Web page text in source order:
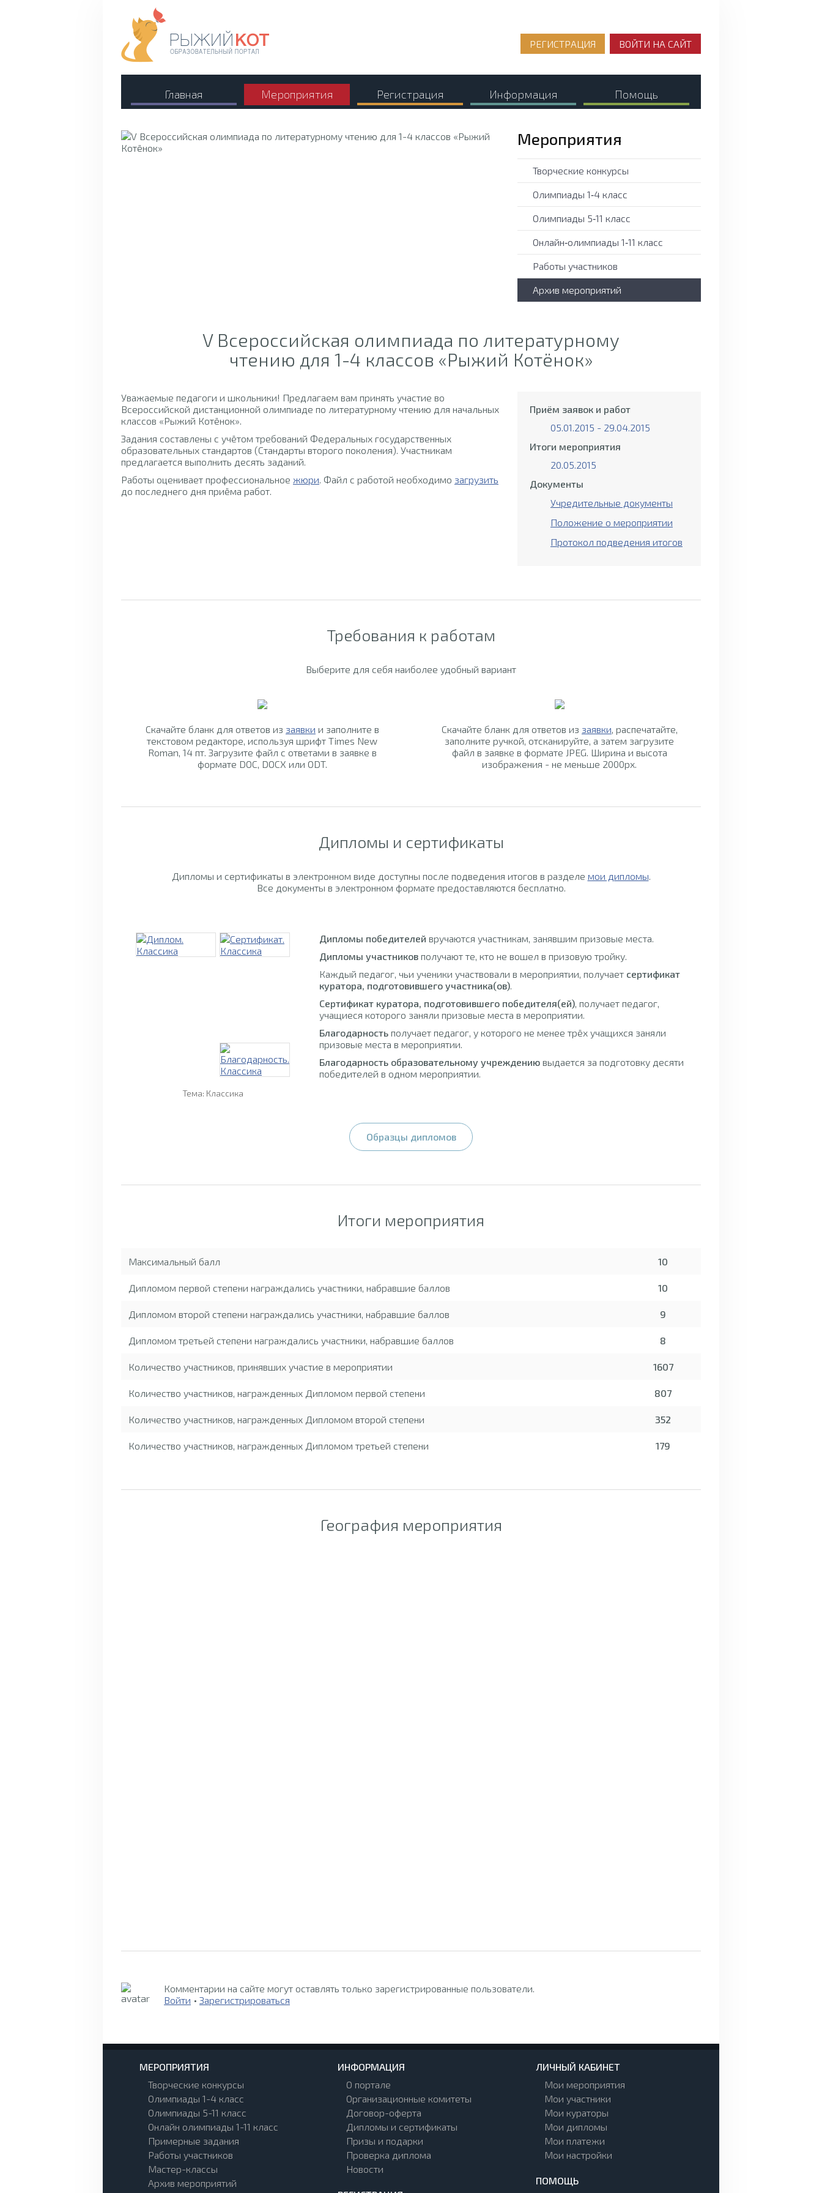
РЕГИСТРАЦИЯ ВОЙТИ НА САЙТ
Главная Мероприятия Регистрация Информация Помощь
Мероприятия
Творческие конкурсы
Олимпиады 1‑4 класс
Олимпиады 5‑11 класс
Онлайн‑олимпиады 1‑11 класс
Работы участников
Архив мероприятий
V Всероссийская олимпиада по литературному
чтению для 1-4 классов «Рыжий Котёнок»
Уважаемые педагоги и школьники! Предлагаем вам принять участие во
Всероссийской дистанционной олимпиаде по литературному чтению для начальных
классов «Рыжий Котёнок».
Задания составлены с учётом требований Федеральных государственных
образовательных стандартов (Стандарты второго поколения). Участникам
предлагается выполнить десять заданий.
Работы оценивает профессиональное жюри. Файл с работой необходимо загрузить
до последнего дня приёма работ.
Приём заявок и работ
05.01.2015 - 29.04.2015
Итоги мероприятия
20.05.2015
Документы
Учредительные документы
Положение о мероприятии
Протокол подведения итогов
Требования к работам
Выберите для себя наиболее удобный вариант
Скачайте бланк для ответов из заявки и заполните в
текстовом редакторе, используя шрифт Times New
Roman, 14 пт. Загрузите файл с ответами в заявке в
формате DOC, DOCX или ODT.
Скачайте бланк для ответов из заявки, распечатайте,
заполните ручкой, отсканируйте, а затем загрузите
файл в заявке в формате JPEG. Ширина и высота
изображения - не меньше 2000px.
Дипломы и сертификаты
Дипломы и сертификаты в электронном виде доступны после подведения итогов в разделе мои дипломы.
Все документы в электронном формате предоставляются бесплатно.
Тема: Классика
Дипломы победителей вручаются участникам, занявшим призовые места.
Дипломы участников получают те, кто не вошел в призовую тройку.
Каждый педагог, чьи ученики участвовали в мероприятии, получает сертификат
куратора, подготовившего участника(ов).
Сертификат куратора, подготовившего победителя(ей), получает педагог,
учащиеся которого заняли призовые места в мероприятии.
Благодарность получает педагог, у которого не менее трёх учащихся заняли
призовые места в мероприятии.
Благодарность образовательному учреждению выдается за подготовку десяти
победителей в одном мероприятии.
Образцы дипломов
Итоги мероприятия
Максимальный балл 10
Дипломом первой степени награждались участники, набравшие баллов 10
Дипломом второй степени награждались участники, набравшие баллов 9
Дипломом третьей степени награждались участники, набравшие баллов 8
Количество участников, принявших участие в мероприятии 1607
Количество участников, награжденных Дипломом первой степени 807
Количество участников, награжденных Дипломом второй степени 352
Количество участников, награжденных Дипломом третьей степени 179
География мероприятия
Комментарии на сайте могут оставлять только зарегистрированные пользователи.
Войти • Зарегистрироваться
МЕРОПРИЯТИЯ
Творческие конкурсы
Олимпиады 1-4 класс
Олимпиады 5-11 класс
Онлайн олимпиады 1-11 класс
Примерные задания
Работы участников
Мастер-классы
Архив мероприятий
ИНФОРМАЦИЯ
О портале
Организационные комитеты
Договор-оферта
Дипломы и сертификаты
Призы и подарки
Проверка диплома
Новости
ЛИЧНЫЙ КАБИНЕТ
Мои мероприятия
Мои участники
Мои кураторы
Мои дипломы
Мои платежи
Мои настройки
ПОМОЩЬ